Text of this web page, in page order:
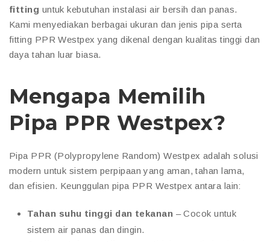
fitting untuk kebutuhan instalasi air bersih dan panas.
Kami menyediakan berbagai ukuran dan jenis pipa serta
fitting PPR Westpex yang dikenal dengan kualitas tinggi dan
daya tahan luar biasa.
Mengapa Memilih
Pipa PPR Westpex?
Pipa PPR (Polypropylene Random) Westpex adalah solusi
modern untuk sistem perpipaan yang aman, tahan lama,
dan efisien. Keunggulan pipa PPR Westpex antara lain:
Tahan suhu tinggi dan tekanan – Cocok untuk
sistem air panas dan dingin.